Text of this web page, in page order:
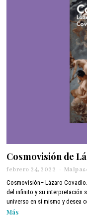
Cosmovisión de
febrero 24, 2022
i
l
Cosmovisión– Lázaro
del infinito y su interpretación
universo en sí mismo y desea
Más